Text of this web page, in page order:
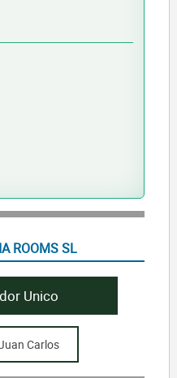
ROOMS SL
Unico
Carlos